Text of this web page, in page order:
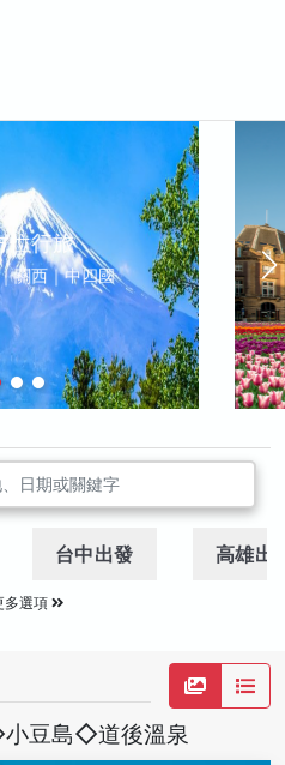
夏歐洲
車 | 中世紀古堡｜峽灣
日期或關鍵字
台中出發 高雄出
多選項
豆島◇道後溫泉